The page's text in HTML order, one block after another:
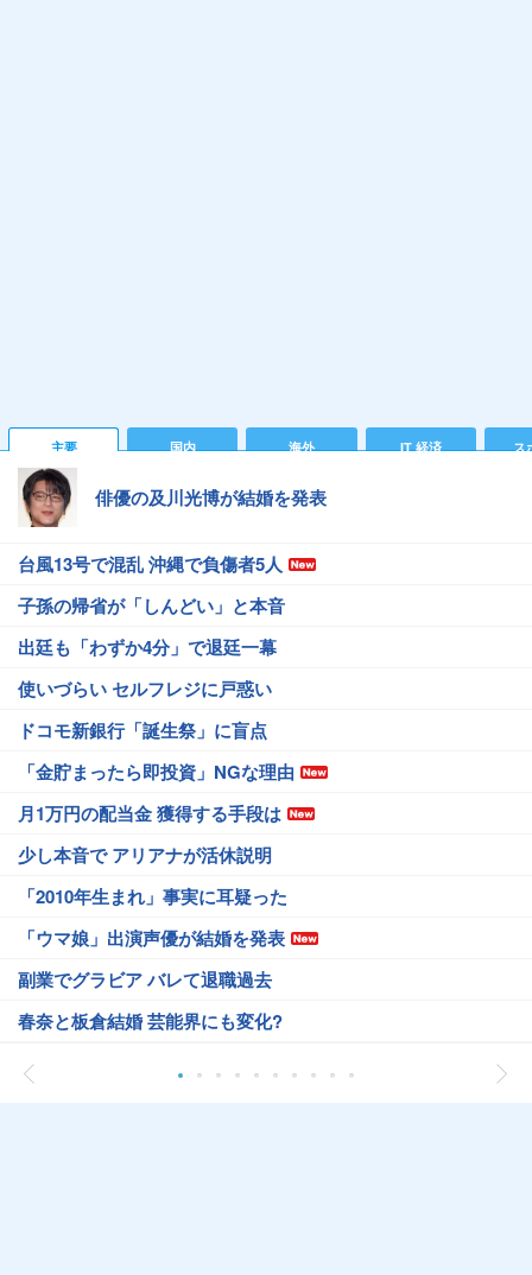
主要 国内 海外 IT 経済 ス
俳優の及川光博が結婚を発表
台風13号で混乱 沖縄で負傷者5人
子孫の帰省が「しんどい」と本音
出廷も「わずか4分」で退廷一幕
使いづらい セルフレジに戸惑い
ドコモ新銀行「誕生祭」に盲点
「金貯まったら即投資」NGな理由
月1万円の配当金 獲得する手段は
少し本音で アリアナが活休説明
「2010年生まれ」事実に耳疑った
「ウマ娘」出演声優が結婚を発表
副業でグラビア バレて退職過去
春奈と板倉結婚 芸能界にも変化?